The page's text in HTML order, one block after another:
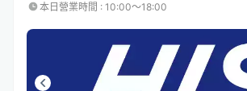
本日營業時間 : 10:00〜18:00